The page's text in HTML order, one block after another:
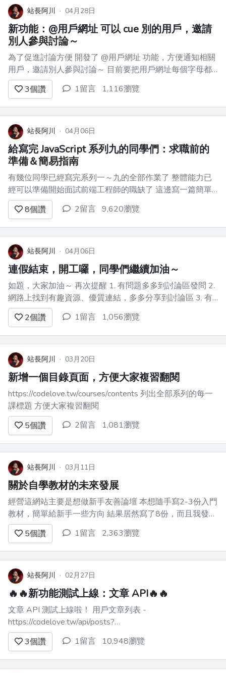
站長阿川 · 04月28日
新功能：@用戶網址 可以 cue 別的用戶，邀請
別人參與討論～
為了促進討論方便 開發了 @用戶網址 功能，方便通知相關
用戶，邀請別人參與討論～ 目前要把用戶網址每個字母都
打對，未來有空再開發 auto-complete 功能～ 舉個例 可以
這樣 cue 目前寫作分享最多的 @JsLover0018 希望他繼續
分享更多用心的文章！ 再舉個...
3個讚 1留言 1,116瀏覽
站長阿川 · 04月06日
給寫完 JavaScript 系列九的同學們：求職前的
準備＆簡易指南
有幾位同學已經寫完系列一～九的全部作業了 整體能力已
經可以準備開始面試前端工程師的職缺了 這邊寫一篇簡單
說明 # 需要補充的技能 前端技能中最困難的部份已經有相
當基礎了 剩下有些東西沒那麼難，但要學一下，上班會用
到 這些東西我未來可能會寫教材，但我最近很忙，近期無...
8個讚 2留言 9,620瀏覽
站長阿川 · 04月06日
連假結束，開工囉，同學們繼續加油～
如題，大家加油～ 再次提醒 1. 有問題多多到討論區發問 2.
網路上找到有趣資源、優質連結，多多分享到討論區 3. 有
心得、小筆記，請把討論區當成部落格，多多分享技術筆記
加油～
2個讚 1留言 1,056瀏覽
站長阿川 · 03月20日
新增一個目錄頁面，方便大家複習翻閱
https://codelove.tw/courses/contents 列出全部系列的每一
課標題 方便大家複習翻閱
5個讚 2留言 1,081瀏覽
站長阿川 · 03月11日
關於自學教材的未來發展
經營這網站主要是想做新手友善論壇 本想隨手寫2-3份入門
教材，簡單給新手一些方向 結果居然寫了8份，而且我發現
後面還有滿多要教的東西 所以我打算把自學教材改成「付
費教材」，我乾脆長期研發新教材好了 - JavaScript 系列前
兩課免費 - 每個系列售價$199 ...
5個讚 1留言 2,363瀏覽
站長阿川 · 02月27日
🔥🔥新功能測試上線：文章 API🔥🔥
文章 API 測試上線啦！ 用戶文章列表 -
https://codelove.tw/api/posts?
username=howtomakeaturn&per_page=5&page=1 單篇文
章資料 - https://codelove.tw/api/post/vx8Y2...
3個讚 1留言 10,948瀏覽